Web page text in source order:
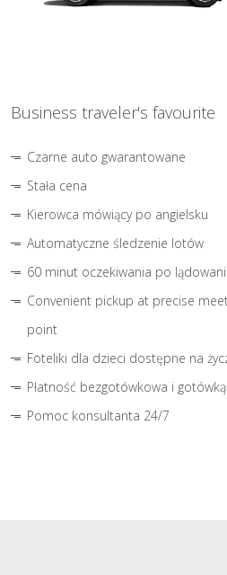
Business traveler's favourite
Czarne auto gwarantowane
Stała cena
Kierowca mówiący po angielsku
Automatyczne śledzenie lotów
60 minut oczekiwania po
Convenient pickup at precise
point
Foteliki dla dzieci dostępne na
Płatność bezgotówkowa i gotówką
Pomoc konsultanta 24/7